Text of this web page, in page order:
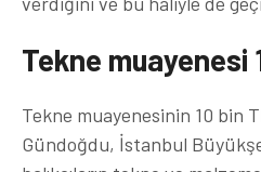
Tekne muayenesi
Tekne muayenesinin 10 bin
Gündoğdu, İstanbul